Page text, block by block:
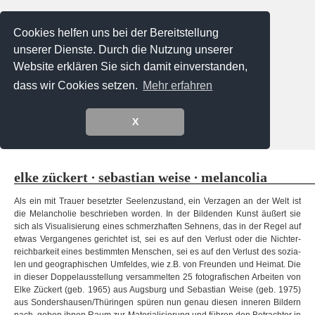
Cookies helfen uns bei der Bereitstellung
unserer Dienste. Durch die Nutzung unserer
Website erklären Sie sich damit einverstanden,
dass wir Cookies setzen. Mehr erfahren
X
elke zück­ert ∙ sebas­tian weise ∙ melancolia
Als ein mit Trauer besetz­ter See­len­zu­stand, ein Ver­za­gen an der Welt ist
die Melan­cho­lie beschrie­ben wor­den. In der Bil­den­den Kunst äußert sie
sich als Visua­li­sie­rung eines schmerz­haf­ten Seh­nens, das in der Regel auf
etwas Ver­gan­ge­nes gerich­tet ist, sei es auf den Ver­lust oder die Nicht­er­
reich­bar­keit eines bestimm­ten Men­schen, sei es auf den Ver­lust des sozia­
len und geo­gra­phi­schen Umfel­des, wie z.B. von Freun­den und Hei­mat. Die
in die­ser Dop­pel­aus­stel­lung ver­sam­mel­ten 25 foto­gra­fi­schen Arbei­ten von
Elke Zück­ert (geb. 1965) aus Augs­burg und Sebas­tian Weise (geb. 1975)
aus Sondershausen/Thüringen spü­ren nun genau die­sen inne­ren Bil­dern